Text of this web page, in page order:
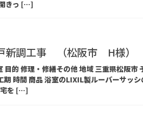
きっ […]
新調工事 （松阪市 H様）
目的 修理・修繕その他 地域 三重県松阪市
時間 商品 浴室のLIXIL製ルーバーサッ
宅を […]